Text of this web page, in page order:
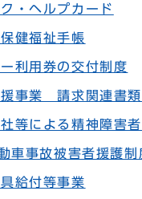
・ヘルプカード
健福祉手帳
利用券の交付制度
援事業 請求関連書類
等による精神障害
車事故被害者援護制
給付等事業